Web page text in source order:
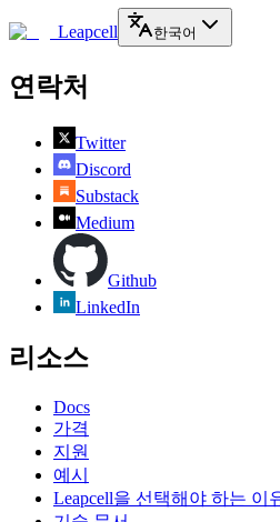
Leapcell 한국어
연락처
Twitter
Discord
Substack
Medium
Github
LinkedIn
리소스
Docs
가격
지원
예시
Leapcell을 선택해야 하는 이